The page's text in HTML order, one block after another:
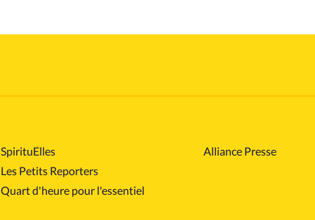
SpirituElles
Les Petits Reporters
Quart d'heure pour l'essentiel
Alliance Presse